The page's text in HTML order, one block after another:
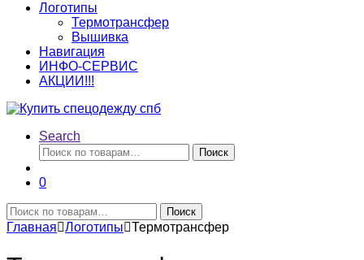
Логотипы
Термотрансфер
Вышивка
Навигация
ИНФО-СЕРВИС
АКЦИИ!!!
Search
Искать:
Поиск
0
Искать:
Поиск
Главная Логотипы Термотрансфер